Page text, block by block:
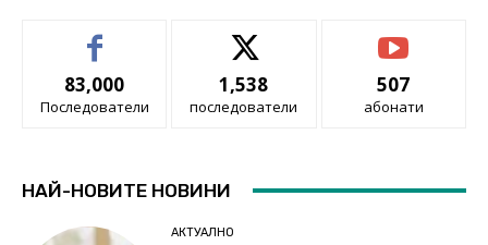
83,000
Последователи
1,538
последователи
507
абонати
НАЙ-НОВИТЕ НОВИНИ
АКТУАЛНО